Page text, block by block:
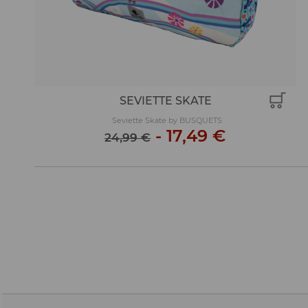
SEVIETTE SKATE
Seviette Skate by BUSQUETS
24,99 € -17,49 €